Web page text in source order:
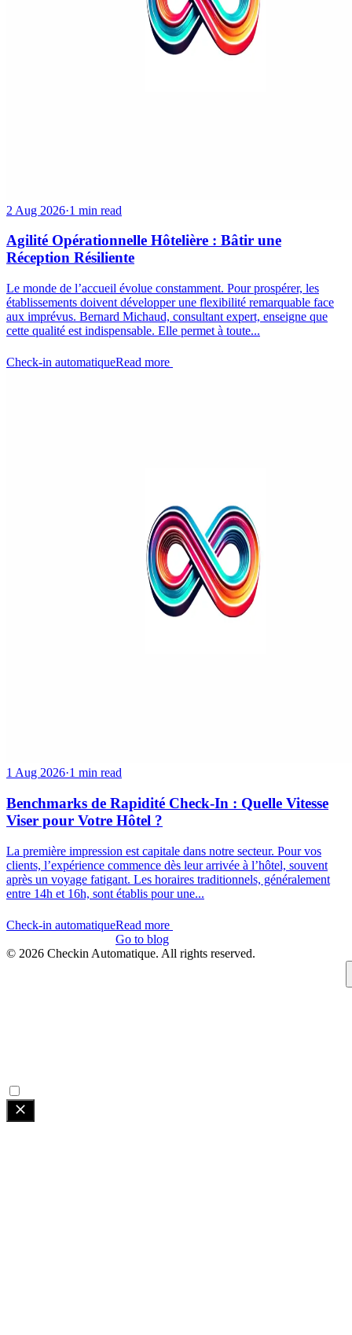
2 Aug 2026·1 min read
Agilité Opérationnelle Hôtelière : Bâtir une
Réception Résiliente
Le monde de l’accueil évolue constamment. Pour prospérer, les
établissements doivent développer une flexibilité remarquable face
aux imprévus. Bernard Michaud, consultant expert, enseigne que
cette qualité est indispensable. Elle permet à toute...
Check-in automatiqueRead more
1 Aug 2026·1 min read
Benchmarks de Rapidité Check-In : Quelle Vitesse
Viser pour Votre Hôtel ?
La première impression est capitale dans notre secteur. Pour vos
clients, l’expérience commence dès leur arrivée à l’hôtel, souvent
après un voyage fatigant. Les horaires traditionnels, généralement
entre 14h et 16h, sont établis pour une...
Check-in automatiqueRead more
Go to blog
© 2026 Checkin Automatique. All rights reserved.